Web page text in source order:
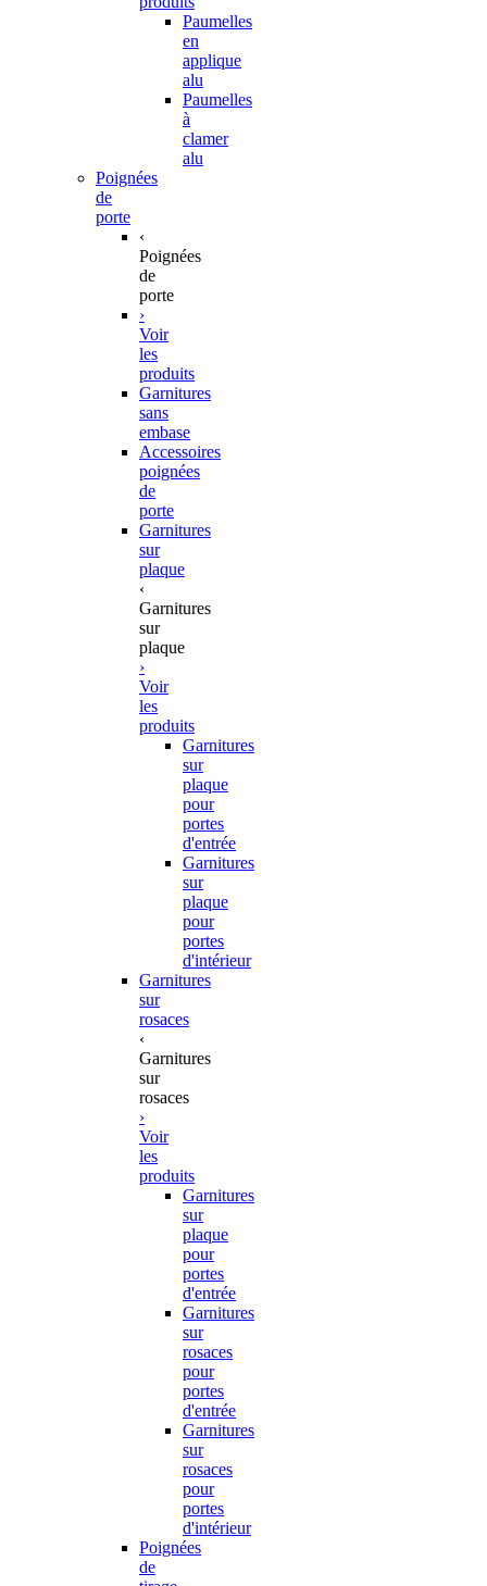
Paumelles
en
applique
alu
Paumelles
à
clamer
alu
Poignées
de
porte
‹
Poignées
de
porte
›
Voir
les
produits
Garnitures
sans
embase
Accessoires
poignées
de
porte
Garnitures
sur
plaque
‹
Garnitures
sur
plaque
›
Voir
les
produits
Garnitures
sur
plaque
pour
portes
d'entrée
Garnitures
sur
plaque
pour
portes
d'intérieur
Garnitures
sur
rosaces
‹
Garnitures
sur
rosaces
›
Voir
les
produits
Garnitures
sur
plaque
pour
portes
d'entrée
Garnitures
sur
rosaces
pour
portes
d'entrée
Garnitures
sur
rosaces
pour
portes
d'intérieur
Poignées
de